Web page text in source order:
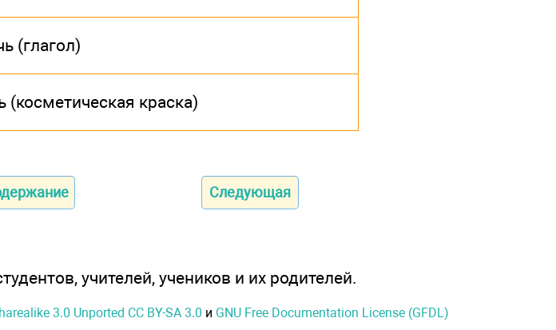
(глагол)
(косметическая краска)
Следующая
учителей, учеников и их родителей.
3.0 Unported CC BY-SA 3.0 и GNU Free Documentation License (GFDL)